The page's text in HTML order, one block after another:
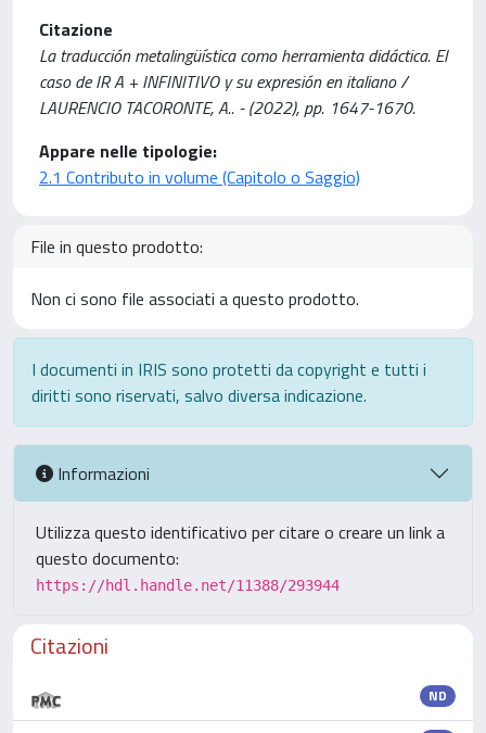
Citazione
La traducción metalingüística como herramienta didáctica. El
caso de IR A + INFINITIVO y su expresión en italiano /
LAURENCIO TACORONTE, A.. - (2022), pp. 1647-1670.
Appare nelle tipologie:
2.1 Contributo in volume (Capitolo o Saggio)
File in questo prodotto:
Non ci sono file associati a questo prodotto.
I documenti in IRIS sono protetti da copyright e tutti i
diritti sono riservati, salvo diversa indicazione.
Informazioni
Utilizza questo identificativo per citare o creare un link a
questo documento:
https://hdl.handle.net/11388/293944
Citazioni
ND